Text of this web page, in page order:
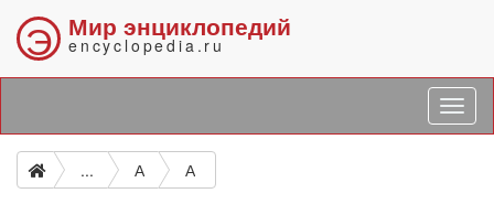
Э Мир энциклопедий
encyclopedia.ru
... А А